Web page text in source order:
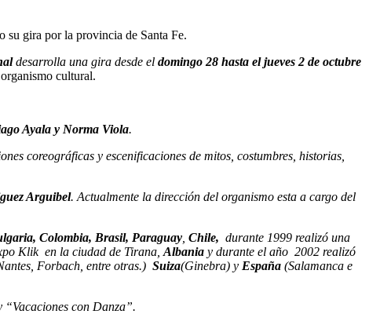
su gira por la provincia de Santa Fe.
desarrolla una gira desde el domingo 28 hasta el jueves 2 de octubre
cultural.
Ayala y Norma Viola.
coreográficas y escenificaciones de mitos, costumbres, historias,
Arguibel. Actualmente la dirección del organismo esta a cargo del
Colombia, Brasil, Paraguay Chile, durante 1999 realizó una
Klik en la ciudad de Tirana, Albania y durante el año 2002 realizó
Forbach, entre otras.) Suiza(Ginebra) y España (Salamanca e
con Danza”.